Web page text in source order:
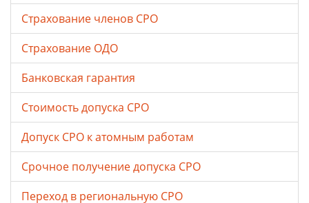
Страхование членов СРО
Страхование ОДО
Банковская гарантия
Стоимость допуска СРО
Допуск СРО к атомным работам
Срочное получение допуска СРО
Переход в региональную СРО